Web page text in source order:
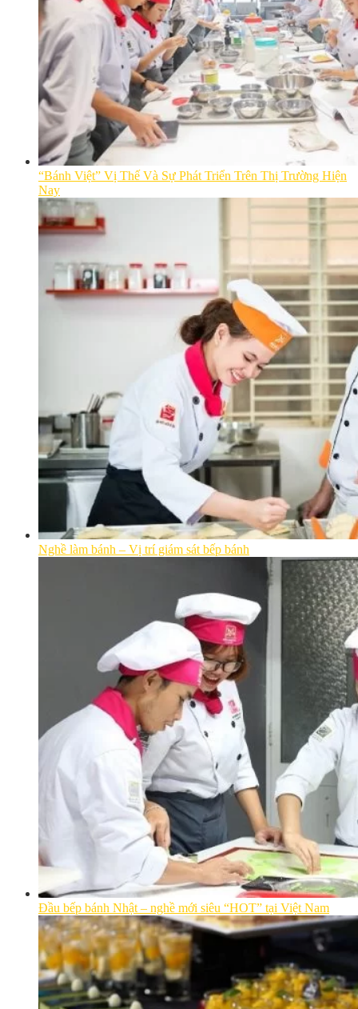
“Bánh Việt” Vị Thế Và Sự Phát Triển Trên Thị Trường Hiện
Nay
Nghề làm bánh – Vị trí giám sát bếp bánh
Đầu bếp bánh Nhật – nghề mới siêu “HOT” tại Việt Nam